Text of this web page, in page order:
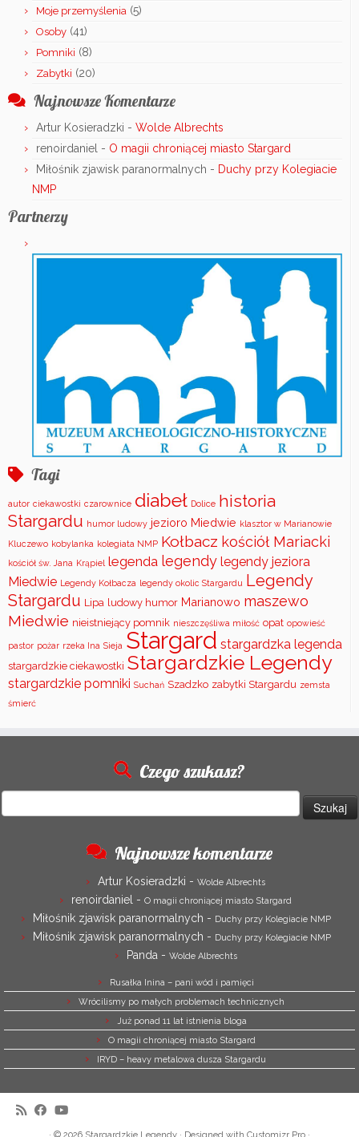
Moje przemyślenia (5)
Osoby (41)
Pomniki (8)
Zabytki (20)
Najnowsze Komentarze
Artur Kosieradzki - Wolde Albrechts
renoirdaniel - O magii chroniącej miasto Stargard
Miłośnik zjawisk paranormalnych - Duchy przy Kolegiacie
NMP
Partnerzy
Tagi
autor ciekawostki czarownice diabeł Dolice historia
Stargardu humor ludowy jezioro Miedwie klasztor w Marianowie
Kluczewo kobylanka kolegiata NMP Kołbacz kościół Mariacki
kościół św. Jana Krąpiel legenda legendy legendy jeziora
Miedwie Legendy Kołbacza legendy okolic Stargardu Legendy
Stargardu Lipa ludowy humor Marianowo maszewo
Miedwie nieistniejący pomnik nieszczęśliwa miłość opat opowieść
pastor pożar rzeka Ina Sieja Stargard stargardzka legenda
stargardzkie ciekawostki Stargardzkie Legendy
stargardzkie pomniki Suchań Szadzko zabytki Stargardu zemsta
śmierć
Czego szukasz?
Najnowsze komentarze
Artur Kosieradzki - Wolde Albrechts
renoirdaniel - O magii chroniącej miasto Stargard
Miłośnik zjawisk paranormalnych - Duchy przy Kolegiacie NMP
Miłośnik zjawisk paranormalnych - Duchy przy Kolegiacie NMP
Panda - Wolde Albrechts
Rusałka Inina – pani wód i pamięci
Wrócilismy po małych problemach technicznych
Już ponad 11 lat istnienia bloga
O magii chroniącej miasto Stargard
IRYD – heavy metalowa dusza Stargardu
· © 2026 Stargardzkie Legendy · Designed with Customizr Pro ·